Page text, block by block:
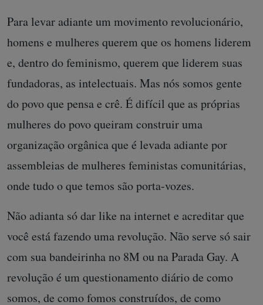
Para levar adiante um movimento revolucionário,
homens e mulheres querem que os homens liderem
e, dentro do feminismo, querem que liderem suas
fundadoras, as intelectuais. Mas nós somos gente
do povo que pensa e crê. É difícil que as próprias
mulheres do povo queiram construir uma
organização orgânica que é levada adiante por
assembleias de mulheres feministas comunitárias,
onde tudo o que temos são porta-vozes.
Não adianta só dar like na internet e acreditar que
você está fazendo uma revolução. Não serve só sair
com sua bandeirinha no 8M ou na Parada Gay. A
revolução é um questionamento diário de como
somos, de como fomos construídos, de como